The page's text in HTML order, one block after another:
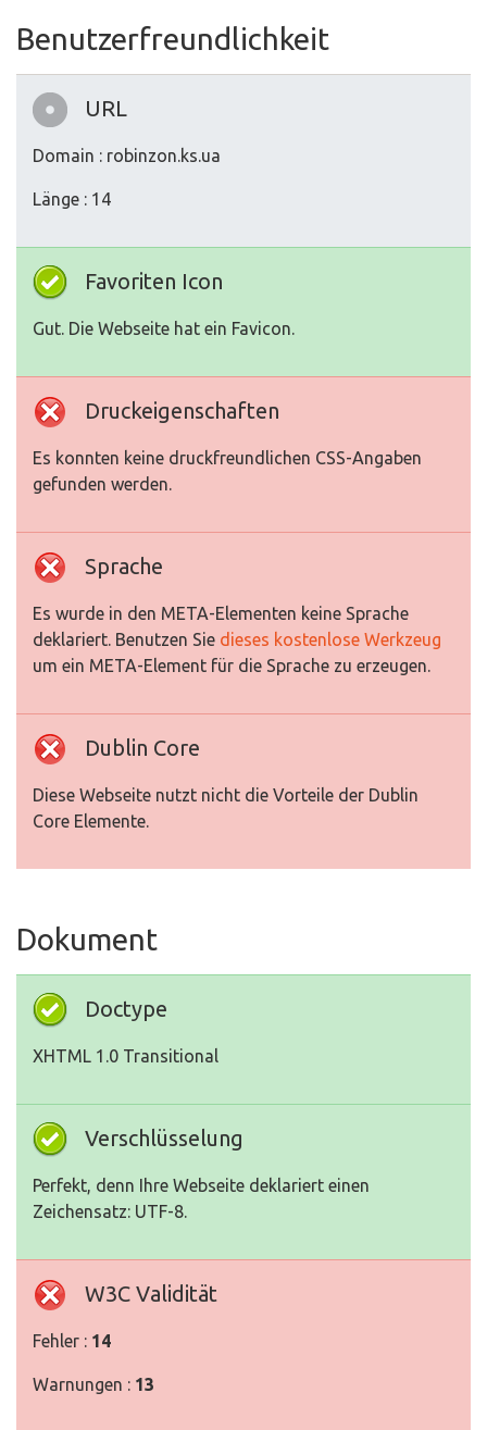
Benutzerfreundlichkeit
URL
Domain : robinzon.ks.ua
Länge : 14
Favoriten Icon
Gut. Die Webseite hat ein Favicon.
Druckeigenschaften
Es konnten keine druckfreundlichen CSS-Angaben
gefunden werden.
Sprache
Es wurde in den META-Elementen keine Sprache
deklariert. Benutzen Sie dieses kostenlose Werkzeug
um ein META-Element für die Sprache zu erzeugen.
Dublin Core
Diese Webseite nutzt nicht die Vorteile der Dublin
Core Elemente.
Dokument
Doctype
XHTML 1.0 Transitional
Verschlüsselung
Perfekt, denn Ihre Webseite deklariert einen
Zeichensatz: UTF-8.
W3C Validität
Fehler : 14
Warnungen : 13